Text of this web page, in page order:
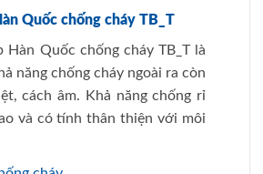
Quốc chống cháy TB_T
Hàn Quốc chống cháy TB_T là
năng chống cháy ngoài ra còn
cách âm. Khả năng chống rỉ
và có tính thân thiện với môi